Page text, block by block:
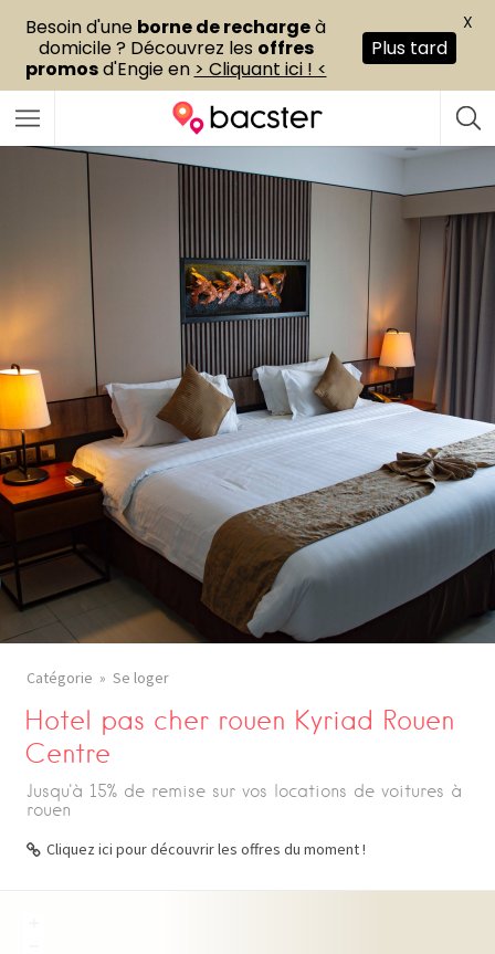
Catégorie Se loger
Hotel pas cher rouen Kyriad Rouen
Centre
Jusqu'à 15% de remise sur vos locations de voitures à
rouen
Cliquez ici pour découvrir les offres du moment !
Besoin d'une borne de rechargeà
domicile ? Découvrez les offres
promosd'Engie en > Cliquant ici ! <
Plus tard
X